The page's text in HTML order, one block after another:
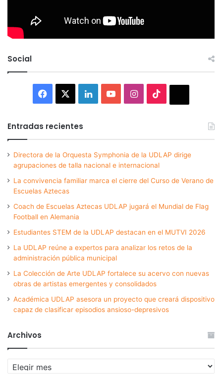
Social
Facebook LinkedInYouTubeInstagram
Entradas recientes
Directora de la Orquesta Symphonia de la UDLAP dirige
agrupaciones de talla nacional e internacional
La convivencia familiar marca el cierre del Curso de Verano de
Escuelas Aztecas
Coach de Escuelas Aztecas UDLAP jugará el Mundial de Flag
Football en Alemania
Estudiantes STEM de la UDLAP destacan en el MUTVI 2026
La UDLAP reúne a expertos para analizar los retos de la
administración pública municipal
La Colección de Arte UDLAP fortalece su acervo con nuevas
obras de artistas emergentes y consolidados
Académica UDLAP asesora un proyecto que creará dispositivo
capaz de clasificar episodios ansioso-depresivos
Archivos
Archivos